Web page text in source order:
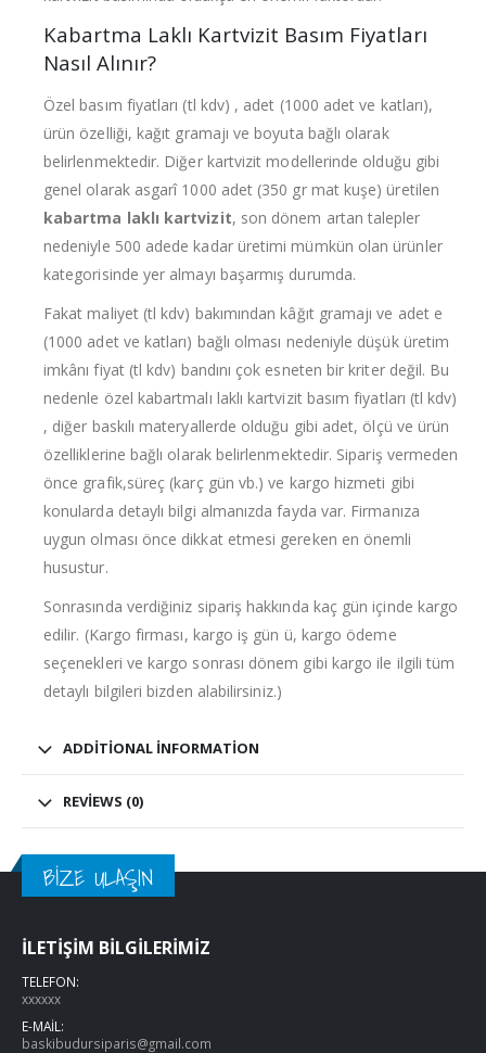
Kabartma Laklı Kartvizit Basım Fiyatları
Nasıl Alınır?
Özel basım fiyatları (tl kdv) , adet (1000 adet ve katları),
ürün özelliği, kağıt gramajı ve boyuta bağlı olarak
belirlenmektedir. Diğer kartvizit modellerinde olduğu gibi
genel olarak asgarî 1000 adet (350 gr mat kuşe) üretilen
kabartma laklı kartvizit, son dönem artan talepler
nedeniyle 500 adede kadar üretimi mümkün olan ürünler
kategorisinde yer almayı başarmış durumda.
Fakat maliyet (tl kdv) bakımından kâğıt gramajı ve adet e
(1000 adet ve katları) bağlı olması nedeniyle düşük üretim
imkânı fiyat (tl kdv) bandını çok esneten bir kriter değil. Bu
nedenle özel kabartmalı laklı kartvizit basım fiyatları (tl kdv)
, diğer baskılı materyallerde olduğu gibi adet, ölçü ve ürün
özelliklerine bağlı olarak belirlenmektedir. Sipariş vermeden
önce grafik,süreç (karç gün vb.) ve kargo hizmeti gibi
konularda detaylı bilgi almanızda fayda var. Firmanıza
uygun olması önce dikkat etmesi gereken en önemli
husustur.
Sonrasında verdiğiniz sipariş hakkında kaç gün içinde kargo
edilir. (Kargo firması, kargo iş gün ü, kargo ödeme
seçenekleri ve kargo sonrası dönem gibi kargo ile ilgili tüm
detaylı bilgileri bizden alabilirsiniz.)
ADDITIONAL INFORMATION
REVIEWS (0)
BİZE ULAŞIN
İLETİŞİM BİLGİLERİMİZ
TELEFON:
xxxxxx
E-MAİL:
baskibudursiparis@gmail.com